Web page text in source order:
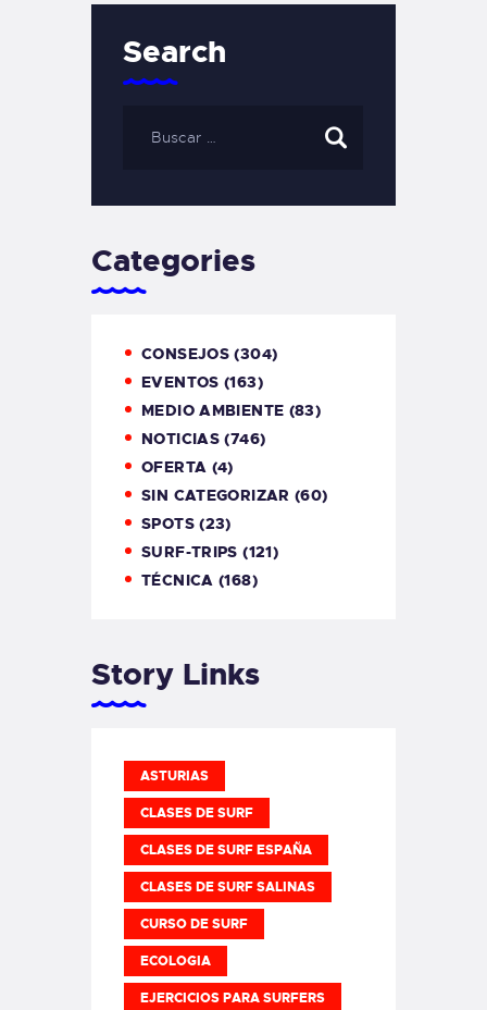
Search
Categories
CONSEJOS (304)
EVENTOS (163)
MEDIO AMBIENTE (83)
NOTICIAS (746)
OFERTA (4)
SIN CATEGORIZAR (60)
SPOTS(23)
SURF-TRIPS (121)
TÉCNICA (168)
Story Links
ASTURIAS
CLASES DE SURF
CLASES DE SURF ESPAÑA
CLASES DE SURF SALINAS
CURSO DE SURF
ECOLOGIA
EJERCICIOS PARA SURFERS